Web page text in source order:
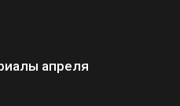
апреля